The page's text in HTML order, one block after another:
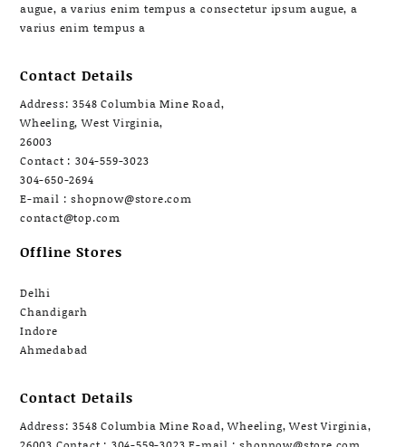
augue, a varius enim tempus a consectetur ipsum augue, a
varius enim tempus a
Contact Details
Address: 3548 Columbia Mine Road,
Wheeling, West Virginia,
26003
Contact : 304-559-3023
304-650-2694
E-mail : shopnow@store.com
contact@top.com
Offline Stores
Delhi
Chandigarh
Indore
Ahmedabad
Contact Details
Address: 3548 Columbia Mine Road, Wheeling, West Virginia,